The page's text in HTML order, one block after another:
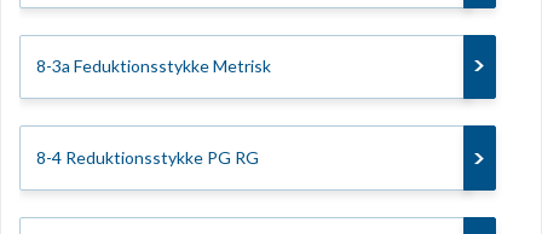
8-3a Feduktionsstykke Metrisk
8-4 Reduktionsstykke PG RG